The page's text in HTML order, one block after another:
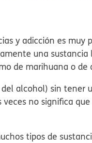
y adicción es muy
una sustancia
de marihuana o de
alcohol) sin tener
no significa
tipos de